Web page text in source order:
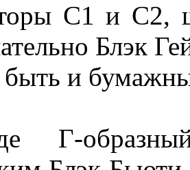
С1 и С2,
Блэк
и
Г-